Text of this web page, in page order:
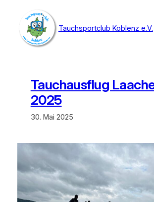
springen
Tauchsportclub Koblenz e.V.
Tauchausflug
2025
30. Mai 2025